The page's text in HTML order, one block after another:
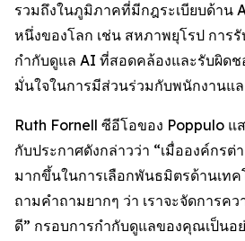
รวมถึงในภูมิภาคที่มีกฎระเบียบด้าน
หนึ่งของโลก เช่น สหภาพยุโรป การ
กำกับดูแล AI ที่สอดคล้องและรับผิด
มั่นใจในการมีส่วนร่วมกับพนักงานแ
Ruth Fornell ซีอีโอของ Poppulo แ
กับประกาศดังกล่าวว่า “เมื่อองค์กร
มากขึ้นในการเลือกพันธมิตรด้านเทค
ถามคำถามยากๆ ว่า เราจะจัดการคว
ดี” กรอบการกำกับดูแลของคุณเป็น